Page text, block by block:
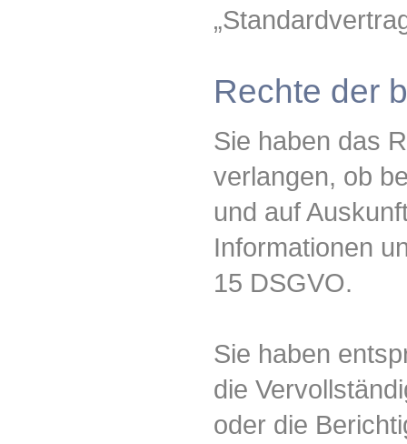
Rechte der
Sie haben das
verlangen, ob
und auf
Informationen
15 DSGVO.
Sie haben
die
oder die